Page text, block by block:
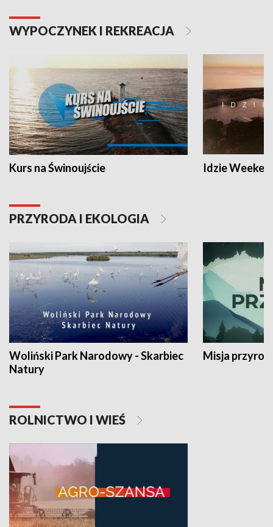
WYPOCZYNEK I REKREACJA
Kurs na Świnoujście Idzie
PRZYRODA I EKOLOGIA
Woliński Park Narodowy - Skarbiec
Natury
Misja
ROLNICTWO I WIEŚ